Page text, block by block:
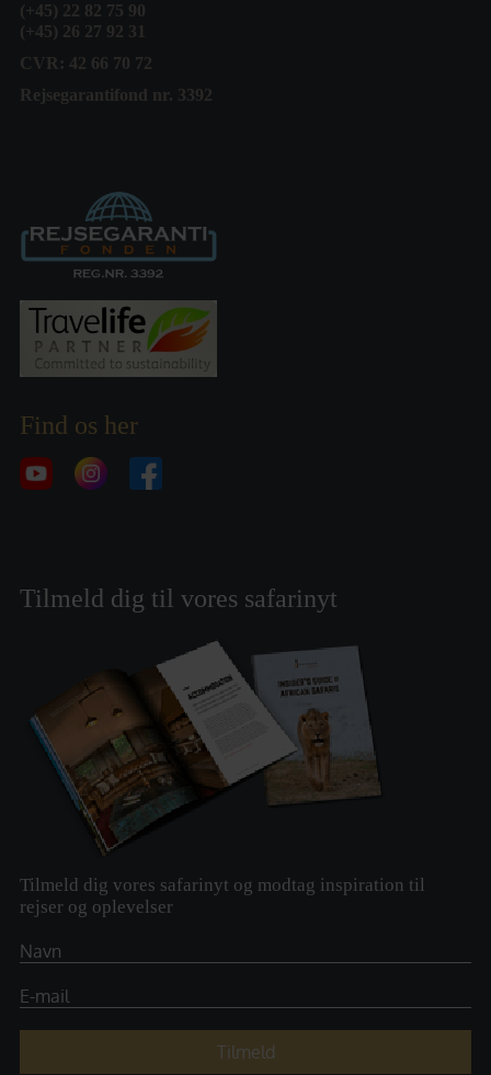
(+45) 22 82 75 90
(+45) 26 27 92 31
CVR: 42 66 70 72
Rejsegarantifond nr. 3392
Find os her
Tilmeld dig til vores safarinyt
Tilmeld dig vores safarinyt og modtag inspiration til
rejser og oplevelser